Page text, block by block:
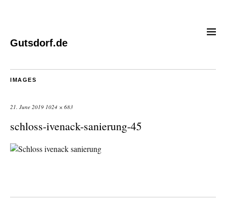
Gutsdorf.de
IMAGES
21. June 2019 1024 × 683
schloss-ivenack-sanierung-45